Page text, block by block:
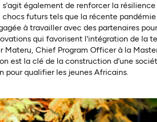
également de renforcer la
futurs tels que la récente
à travailler avec des partenaires
qui favorisent l'intégration de la
Materu, Chief Program Officer à la
est la clé de la construction d'une
pour qualifier les jeunes Africains.